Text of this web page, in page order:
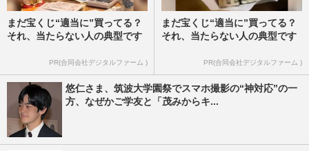
まだ宝くじ“適当に”買ってる？
それ、当たらない人の典型です
PR(合同会社デジタルファーム )
まだ宝くじ“適当に”買ってる？
それ、当たらない人の典型です
PR(合同会社デジタルファーム )
悠仁さま、筑波大学園祭でスマホ撮影の“神対応”の一
方、なぜかご学友と「茂みからキ...